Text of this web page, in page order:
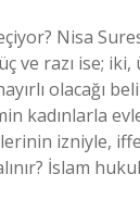
Nisa
ve razı ise;
olacağı
kadınlarla
izniyle,
İslam